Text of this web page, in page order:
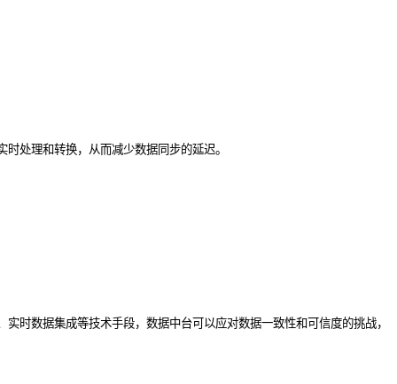
时处理和转换，从而减少数据同步的延迟。
时数据集成等技术手段，数据中台可以应对数据一致性和可信度的挑战，